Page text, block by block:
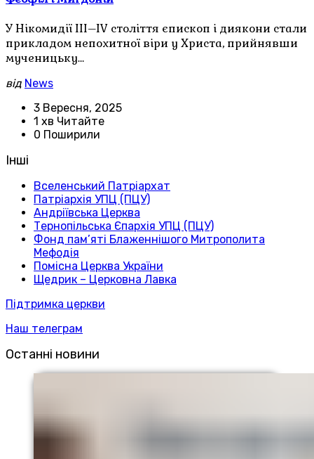
У Нікомидії III–IV століття єпископ і диякони стали
прикладом непохитної віри у Христа, прийнявши
мученицьку…
від News
3 Вересня, 2025
1 хв Читайте
0 Поширили
Інші
Вселенський Патріархат
Патріархія УПЦ (ПЦУ)
Андріївська Церква
Тернопільська Єпархія УПЦ (ПЦУ)
Фонд пам’яті Блаженнішого Митрополита
Мефодія
Помісна Церква України
Щедрик – Церковна Лавка
Підтримка церкви
Наш телеграм
Останні новини